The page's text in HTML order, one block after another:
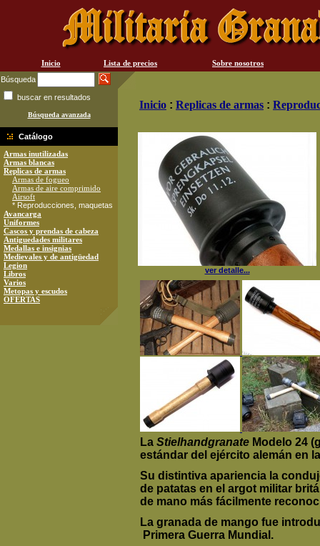
Inicio Lista de precios
Sobre nosotros
Búsqueda
buscar en resultados
Búsqueda avanzada
Catálogo
Armas inutilizadas
Armas blancas
Replicas de armas
Armas de fogueo
Armas de aire comprimido
Airsoft
* Reproducciones, maquetas
Avancarga
Uniformes
Cascos y prendas de cabeza
Antiguedades militares
Medallas e insignias
Medievales y de antigüedad
Legion
Libros
Varios
Metopas y escudos
OFERTAS
Inicio : Replicas de armas :
ver detalle...
La Stielhandgranate Modelo 24
estándar del ejército alemán en
Su distintiva apariencia la
de patatas en el argot militar
de mano más fácilmente
La granada de mango fue
Primera Guerra Mundial.